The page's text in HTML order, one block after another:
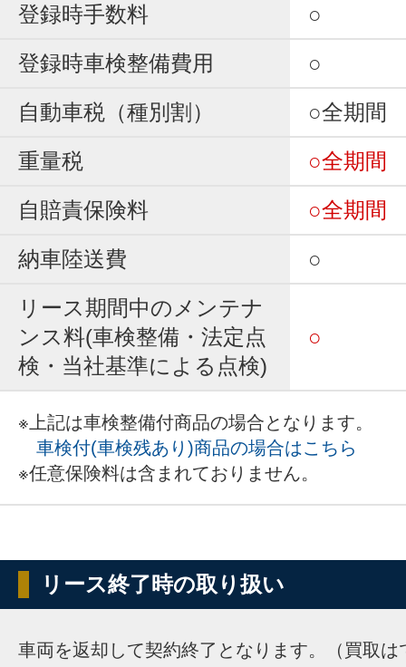
登録時手数料
○
登録時車検整備費用
○
自動車税（種別割）
○全期間
重量税
○全期間
自賠責保険料
○全期間
納車陸送費
○
リース期間中のメンテナ
ンス料(車検整備・法定点
検・当社基準による点検)
○
※上記は車検整備付商品の場合となります。
車検付(車検残あり)商品の場合はこちら
※任意保険料は含まれておりません。
リース終了時の取り扱い
車両を返却して契約終了となります。（買取は